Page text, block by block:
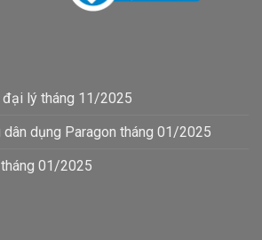
đại lý tháng 11/2025
dân dụng Paragon tháng 01/2025
01/2025